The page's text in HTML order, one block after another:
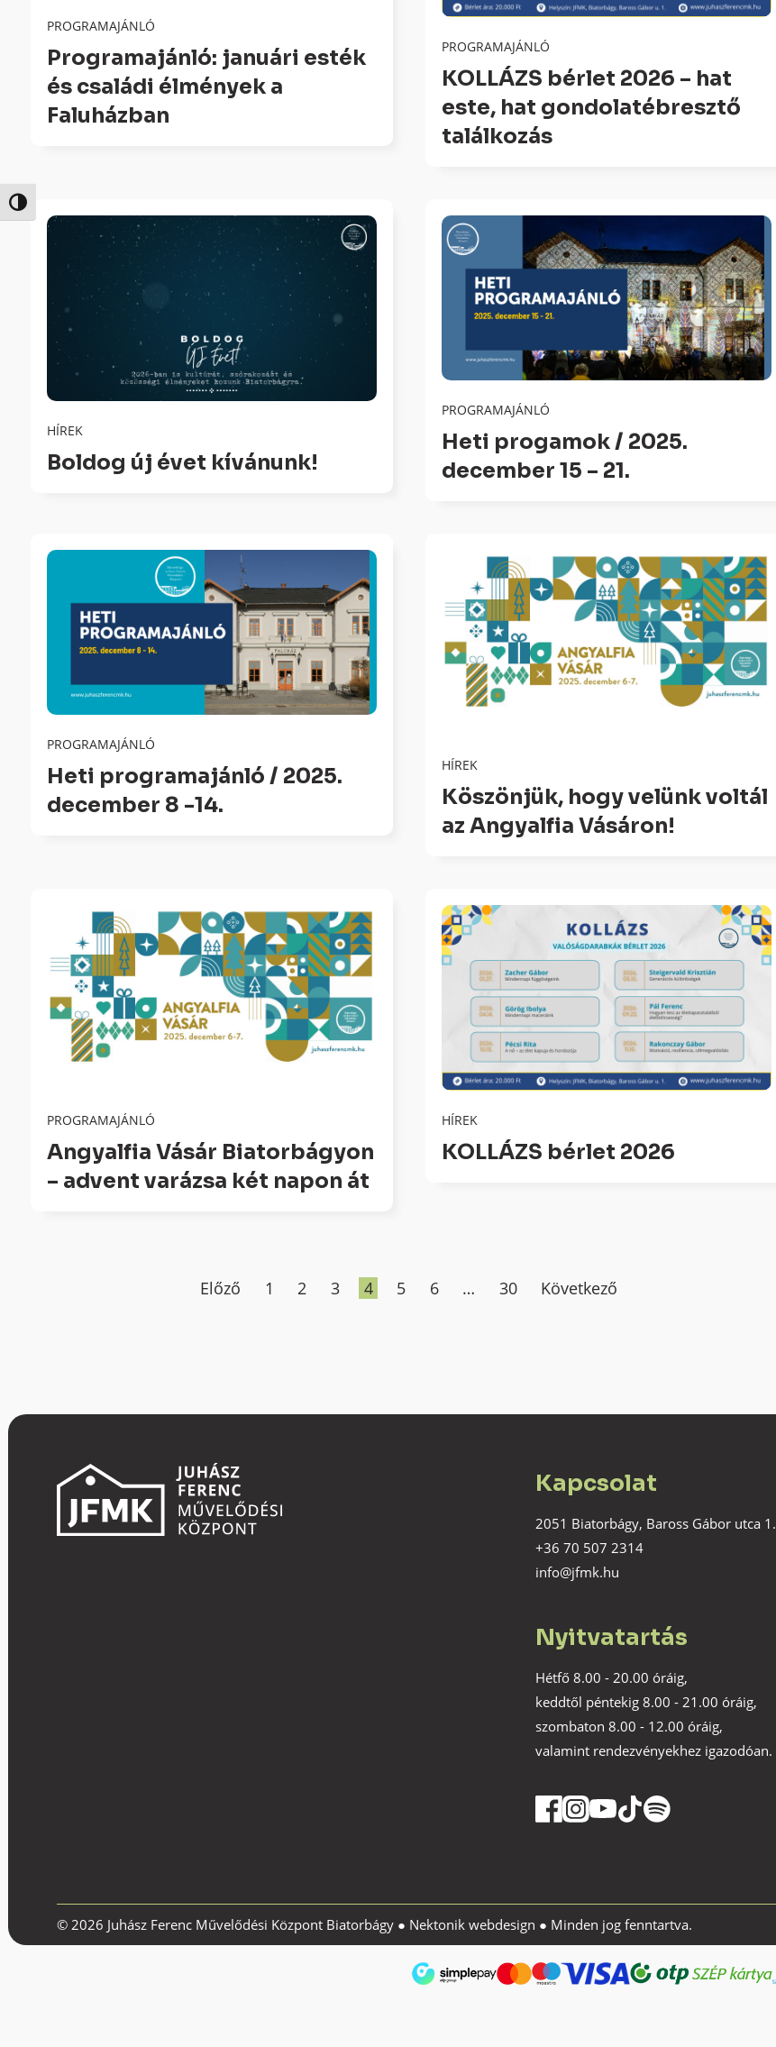
Nagy kontraszt váltása
PROGRAMAJÁNLÓ
Programajánló: januári esték
és családi élmények a
Faluházban
PROGRAMAJÁNLÓ
KOLLÁZS bérlet 2026 – hat
este, hat gondolatébresztő
találkozás
HÍREK
Boldog új évet kívánunk!
PROGRAMAJÁNLÓ
Heti progamok / 2025.
december 15 – 21.
PROGRAMAJÁNLÓ
Heti programajánló / 2025.
december 8 -14.
HÍREK
Köszönjük, hogy velünk voltál
az Angyalfia Vásáron!
PROGRAMAJÁNLÓ
Angyalfia Vásár Biatorbágyon
– advent varázsa két napon át
HÍREK
KOLLÁZS bérlet 2026
Előző 1 2 3 4 5 6 … 30 Következő
Kapcsolat
2051 Biatorbágy, Baross Gábor utca 1.
+36 70 507 2314
info@jfmk.hu
Nyitvatartás
Hétfő 8.00 - 20.00 óráig,
keddtől péntekig 8.00 - 21.00 óráig,
szombaton 8.00 - 12.00 óráig,
valamint rendezvényekhez igazodóan.
© 2026 Juhász Ferenc Művelődési Központ Biatorbágy ● Nektonik webdesign ● Minden jog fenntartva.